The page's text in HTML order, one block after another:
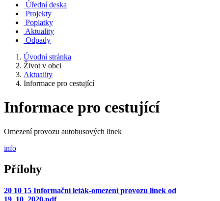
Úřední deska
Projekty
Poplatky
Aktuality
Odpady
Úvodní stránka
Život v obci
Aktuality
Informace pro cestující
Informace pro cestující
Omezení provozu autobusových linek
info
Přílohy
20 10 15 Informační leták-omezení provozu linek od
19_10_2020.pdf